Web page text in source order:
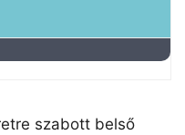
szabott belső